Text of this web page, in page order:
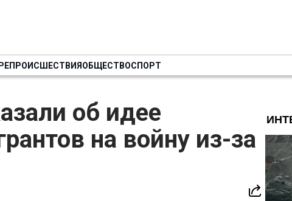
ПРОИСШЕСТВИЯОБЩЕСТВОСПОРТ
об идее
на войну из-за